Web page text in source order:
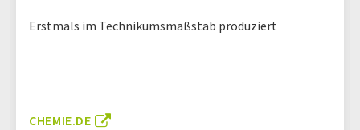
Erstmals im Technikumsmaßstab produziert
CHEMIE.DE